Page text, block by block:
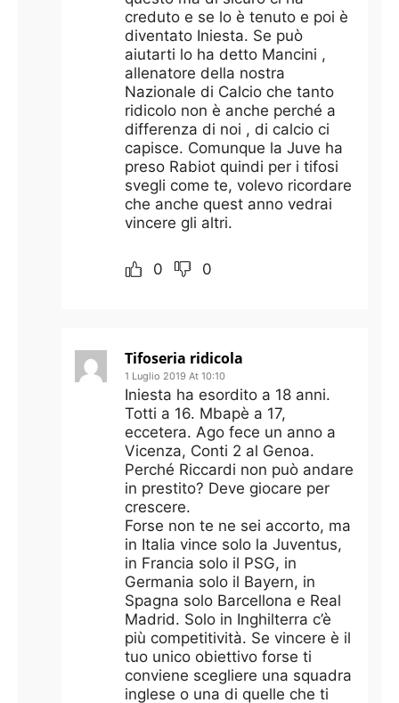
creduto e se lo è tenuto e poi è
diventato Iniesta. Se può
aiutarti lo ha detto Mancini ,
allenatore della nostra
Nazionale di Calcio che tanto
ridicolo non è anche perché a
differenza di noi , di calcio ci
capisce. Comunque la Juve ha
preso Rabiot quindi per i tifosi
svegli come te, volevo ricordare
che anche quest anno vedrai
vincere gli altri.
0 0
Tifoseria ridicola
1 Luglio 2019 At 10:10
Iniesta ha esordito a 18 anni.
Totti a 16. Mbapè a 17,
eccetera. Ago fece un anno a
Vicenza, Conti 2 al Genoa.
Perché Riccardi non può andare
in prestito? Deve giocare per
crescere.
Forse non te ne sei accorto, ma
in Italia vince solo la Juventus,
in Francia solo il PSG, in
Germania solo il Bayern, in
Spagna solo Barcellona e Real
Madrid. Solo in Inghilterra c’è
più competitività. Se vincere è il
tuo unico obiettivo forse ti
conviene scegliere una squadra
inglese o una di quelle che ti